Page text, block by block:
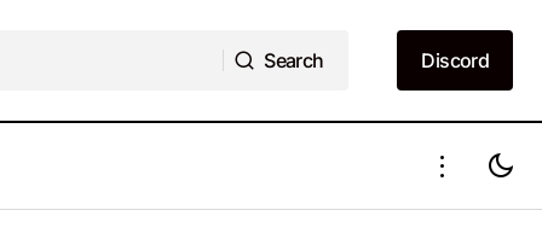
Search
Discord
Discord